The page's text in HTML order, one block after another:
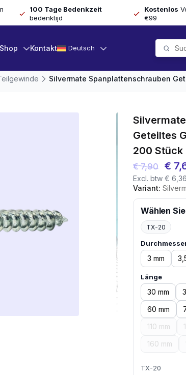
100 Tage Bedenkzeit
bedenktijd
Kostenlos
€99
Shop Kontakt Deutsch
Silvermate Spanplattenschrauben
Geteiltes
200 Stück
€7,90
Preis
war:
€
€
Excl. btw € 6,36
Variant: Silvermate
Wählen
TX-20
3 mm
Länge
30 mm
60 mm
110 mm
160 mm
TX-20